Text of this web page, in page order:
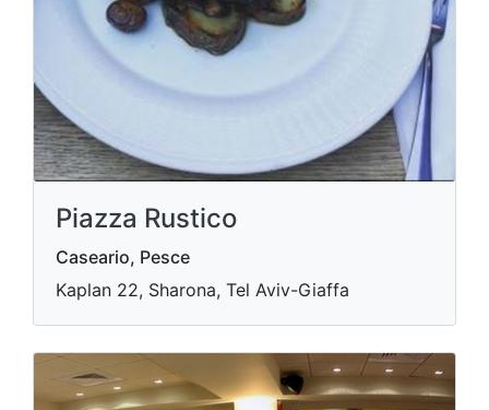
Piazza Rustico
Caseario, Pesce
Kaplan 22, Sharona, Tel Aviv-Giaffa